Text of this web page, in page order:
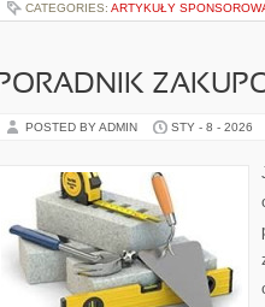
CATEGORIES: ARTYKUŁY
PORADNIK
POSTED BY ADMIN STY - 8 - 2026